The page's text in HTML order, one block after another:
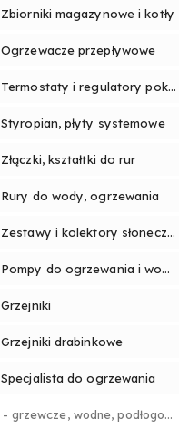
Zbiorniki magazynowe i kotły
Ogrzewacze przepływowe
Termostaty i regulatory pokojowe
Styropian, płyty systemowe
Złączki, kształtki do rur
Rury do wody, ogrzewania
Zestawy i kolektory słoneczne
Pompy do ogrzewania i wody
Grzejniki
Grzejniki drabinkowe
Specjalista do ogrzewania
rury - grzewcze, wodne, podłogowe.